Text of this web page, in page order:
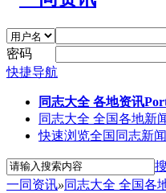
密码
快捷导航
同志大全 各地资讯
同志大全 全国各地新
快速浏览全国同志新闻
一同资讯»同志大全 全国各